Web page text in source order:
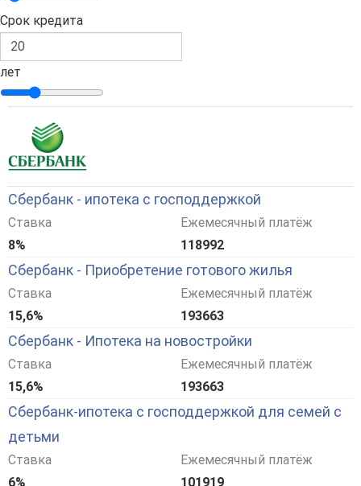
Срок кредита
лет
Сбербанк - ипотека с господдержкой
Ставка
8%
Ежемесячный платёж
118992
Сбербанк - Приобретение готового жилья
Ставка
15,6%
Ежемесячный платёж
193663
Сбербанк - Ипотека на новостройки
Ставка
15,6%
Ежемесячный платёж
193663
Сбербанк-ипотека с господдержкой для семей с
детьми
Ставка
6%
Ежемесячный платёж
101919